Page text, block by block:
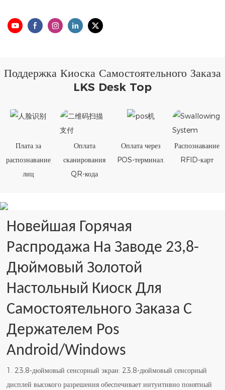
Поддержка Киоска Самостоятельного Заказа
LKS Desk Top
Плата за
распознавание
лиц
Оплата
сканирования
QR-кода
Оплата через
POS-терминал.
Распознавание
RFID-карт
Новейшая Горячая
Распродажа На Заводе 23,8-
Дюймовый Золотой
Настольный Киоск Для
Самостоятельного Заказа С
Держателем Pos
Android/Windows
1. 23,8-дюймовый сенсорный экран: 23,8-дюймовый сенсорный
дисплей высокого разрешения обеспечивает интуитивно понятный